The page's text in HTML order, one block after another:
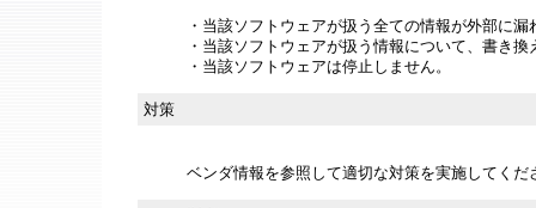
・当該ソフトウェアが扱う全ての情報が外部に
・当該ソフトウェアが扱う情報について、書き
・当該ソフトウェアは停止しません。
対策
ベンダ情報を参照して適切な対策を実施してくだ